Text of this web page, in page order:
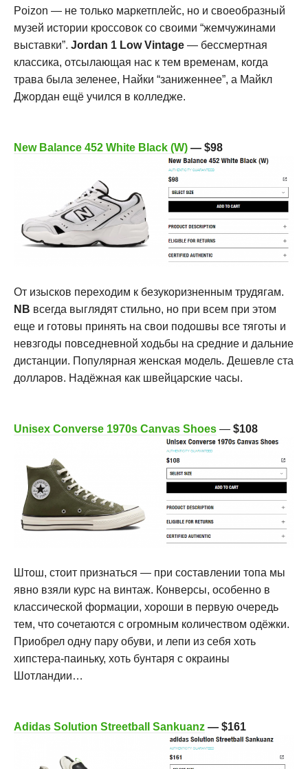
Poizon — не только маркетплейс, но и своеобразный
музей истории кроссовок со своими “жемчужинами
выставки”. Jordan 1 Low Vintage — бессмертная
классика, отсылающая нас к тем временам, когда
трава была зеленее, Найки “заниженнее”, а Майкл
Джордан ещё учился в колледже.
New Balance 452 White Black (W) — $98
От изысков переходим к безукоризненным трудягам.
NB всегда выглядят стильно, но при всем при этом
еще и готовы принять на свои подошвы все тяготы и
невзгоды повседневной ходьбы на средние и дальние
дистанции. Популярная женская модель. Дешевле ста
долларов. Надёжная как швейцарские часы.
Unisex Converse 1970s Canvas Shoes — $108
Штош, стоит признаться — при составлении топа мы
явно взяли курс на винтаж. Конверсы, особенно в
классической формации, хороши в первую очередь
тем, что сочетаются с огромным количеством одёжки.
Приобрел одну пару обуви, и лепи из себя хоть
хипстера-паиньку, хоть бунтаря с окраины
Шотландии…
Adidas Solution Streetball Sankuanz — $161